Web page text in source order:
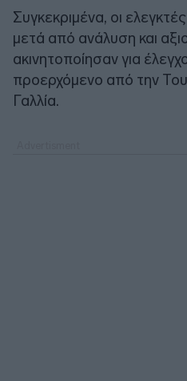
Συγκεκριμένα, οι
μετά από ανάλυση και
ακινητοποίησαν για
προερχόμενο από την
Γαλλία.